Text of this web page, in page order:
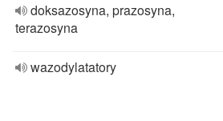
doksazosyna, prazosyna,
terazosyna
wazodylatatory